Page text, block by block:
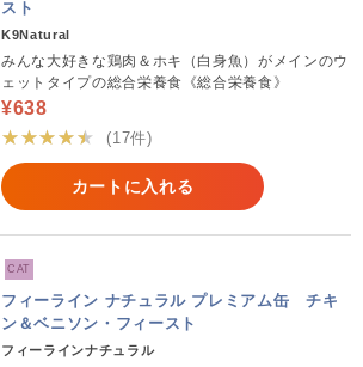
スト
K9Natural
みんな大好きな鶏肉＆ホキ（白身魚）がメインのウ
ェットタイプの総合栄養食《総合栄養食》
¥638
★★★★★
(17件)
カートに入れる
CAT
フィーライン ナチュラル プレミアム缶 チキ
ン＆ベニソン・フィースト
フィーラインナチュラル